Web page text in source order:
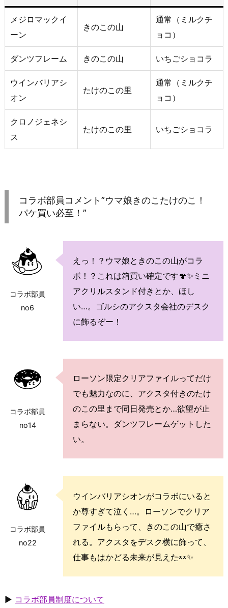
メジロマックイ
ーン
きのこの山
通常（ミルクチ
ョコ）
ダンツフレーム きのこの山 いちごショコラ
ウインバリアシ
オン
たけのこの里
通常（ミルクチ
ョコ）
クロノジェネシ
ス
たけのこの里 いちごショコラ
コラボ部員コメント”ウマ娘きのこたけのこ！
パケ買い必至！”
コラボ部員
no6
えっ！？ウマ娘ときのこの山がコラ
ボ！？これは箱買い確定です🍄✨ミニ
アクリルスタンド付きとか、ほし
い…。ゴルシのアクスタ会社のデスク
に飾るぞー！
コラボ部員
no14
ローソン限定クリアファイルってだけ
でも魅力なのに、アクスタ付きのたけ
のこの里まで同日発売とか…欲望が止
まらない。ダンツフレームゲットした
い。
コラボ部員
no22
ウインバリアシオンがコラボにいると
か尊すぎて泣く…。ローソンでクリア
ファイルもらって、きのこの山で癒さ
れる。アクスタをデスク横に飾って、
仕事もはかどる未来が見えた👀✨
▶ コラボ部員制度について